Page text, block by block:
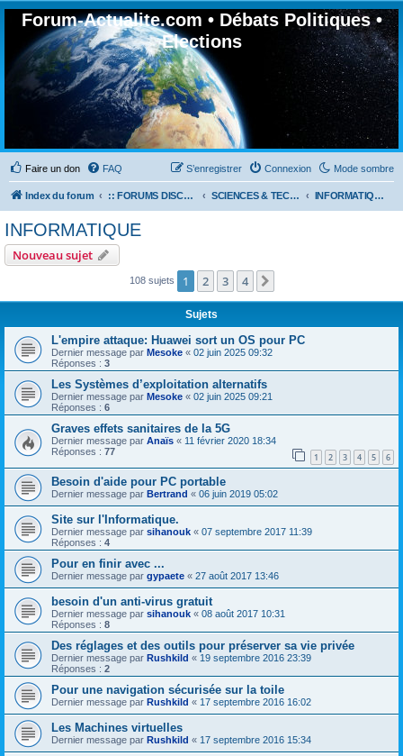
Forum-Actualite.com • Débats Politiques •
Elections
Faire un don Mode sombre
FAQ Connexion
S’enregistrer
Index du forum :: FORUMS DISCUSSION GÉNÉRALES SCIENCES & TECHNOLOGIES INFORMATIQUE
INFORMATIQUE
Nouveau sujet
108 sujets 1 2 3 4
Sujets
L'empire attaque: Huawei sort un OS pour PC
Dernier message par Mesoke « 02 juin 2025 09:32
Réponses : 3
Les Systèmes d’exploitation alternatifs
Dernier message par Mesoke « 02 juin 2025 09:21
Réponses : 6
Graves effets sanitaires de la 5G
Dernier message par Anaïs « 11 février 2020 18:34
Réponses : 77 1 2 3 4 5 6
Besoin d'aide pour PC portable
Dernier message par Bertrand « 06 juin 2019 05:02
Site sur l'Informatique.
Dernier message par sihanouk « 07 septembre 2017 11:39
Réponses : 4
Pour en finir avec ...
Dernier message par gypaete « 27 août 2017 13:46
besoin d'un anti-virus gratuit
Dernier message par sihanouk « 08 août 2017 10:31
Réponses : 8
Des réglages et des outils pour préserver sa vie privée
Dernier message par Rushkild « 19 septembre 2016 23:39
Réponses : 2
Pour une navigation sécurisée sur la toile
Dernier message par Rushkild « 17 septembre 2016 16:02
Les Machines virtuelles
Dernier message par Rushkild « 17 septembre 2016 15:34